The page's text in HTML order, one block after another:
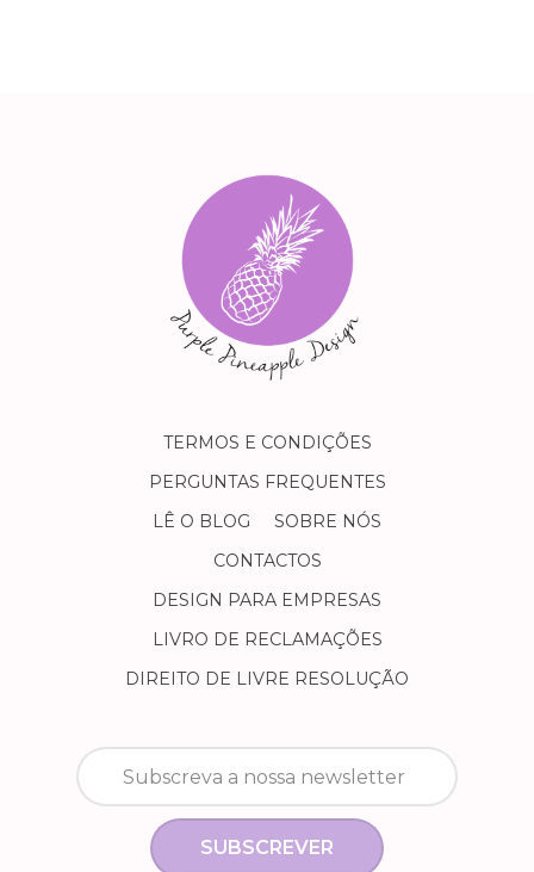
TERMOS E CONDIÇÕES
PERGUNTAS FREQUENTES
LÊ O BLOG
SOBRE NÓS
CONTACTOS
DESIGN PARA EMPRESAS
LIVRO DE RECLAMAÇÕES
DIREITO DE LIVRE RESOLUÇÃO
SUBSCREVER